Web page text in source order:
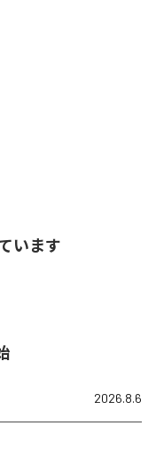
います
2026.8.6